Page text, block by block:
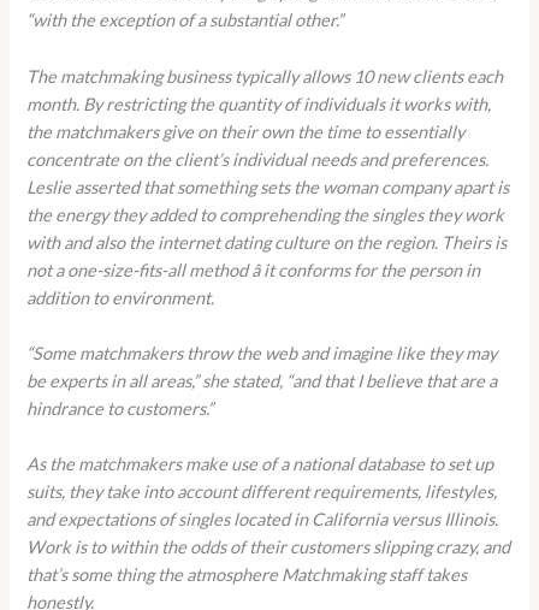
“with the exception of a substantial other.”
The matchmaking business typically allows 10 new clients each
month. By restricting the quantity of individuals it works with,
the matchmakers give on their own the time to essentially
concentrate on the client’s individual needs and preferences.
Leslie asserted that something sets the woman company apart is
the energy they added to comprehending the singles they work
with and also the internet dating culture on the region. Theirs is
not a one-size-fits-all method â it conforms for the person in
addition to environment.
“Some matchmakers throw the web and imagine like they may
be experts in all areas,” she stated, “and that I believe that are a
hindrance to customers.”
As the matchmakers make use of a national database to set up
suits, they take into account different requirements, lifestyles,
and expectations of singles located in California versus Illinois.
Work is to within the odds of their customers slipping crazy, and
that’s some thing the atmosphere Matchmaking staff takes
honestly.